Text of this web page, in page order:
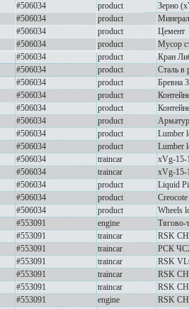
#506034 product
Зерно
#506034 product
#506034 product
Цемент
#506034 product
Мусор
#506034 product
Кран
#506034 product
Сталь в
#506034 product
Бревна
#506034 product
#506034 product
#506034 product
#506034 product
Lumber
#506034 product
Lumber
#506034 traincar
xVg-15-
#506034 traincar
xVg-15-
#506034 product
Liquid
#506034 product
#506034 product
Wheels
#553091 engine
Тягово-
#553091 traincar
RSK
#553091 traincar
РСК
#553091 traincar
RSK
#553091 traincar
RSK
#553091 traincar
RSK
#553091 engine
RSK